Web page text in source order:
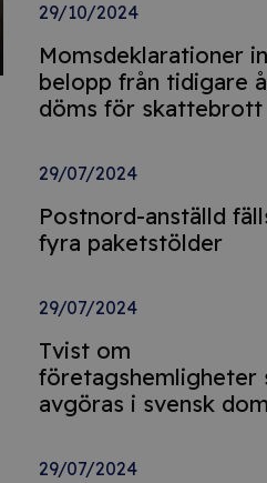
29/10/2024
Momsdeklarationer
belopp från tidigare
döms för skattebrott
29/07/2024
Postnord-anställd
fyra paketstölder
29/07/2024
Tvist om
företagshemligheter
avgöras i svensk
29/07/2024